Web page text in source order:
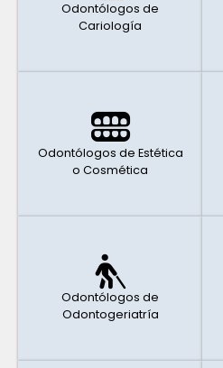
Odontólogos de
Cariología
Odontólogos de Estética
o Cosmética
Odontólogos de
Odontogeriatría